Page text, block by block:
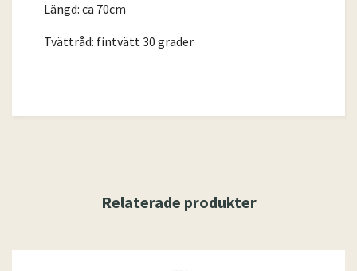
Längd: ca 70cm
Tvättråd: fintvätt 30 grader